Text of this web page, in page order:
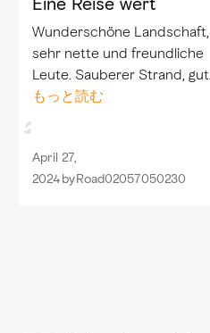
Wunderschöne Landschaft,
sehr nette und freundliche
Leute. Sauberer Strand, gute
Gastronomie. Tolle Fahrt mit
もっと読む
April 27,
2024byRoad02057050230